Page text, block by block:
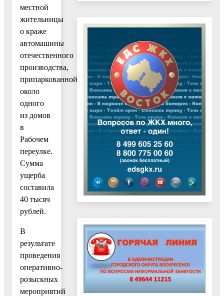
местной
жительницы
о краже
автомашины
отечественного
производства,
припаркованной
около
одного
из домов
в
Рабочем
переулке.
Сумма
ущерба
составила
40 тысяч
рублей.
В
результате
проведения
оперативно-
розыскных
мероприятий